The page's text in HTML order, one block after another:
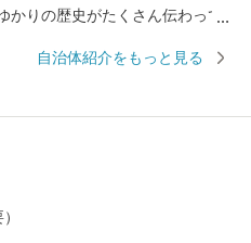
りの歴史がたくさん伝わって
ください。
自治体紹介をもっと見る